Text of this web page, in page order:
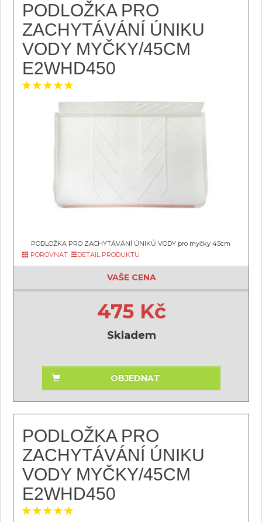
PODLOŽKA PRO
ZACHYTÁVÁNÍ ÚNIKU
VODY MYČKY/45CM
E2WHD450
PODLOŽKA PRO ZACHYTÁVÁNÍ ÚNIKŮ VODY pro myčky 45cm
POROVNAT
DETAIL PRODUKTU
VAŠE CENA
475 Kč
Skladem
OBJEDNAT
PODLOŽKA PRO
ZACHYTÁVÁNÍ ÚNIKU
VODY MYČKY/45CM
E2WHD450